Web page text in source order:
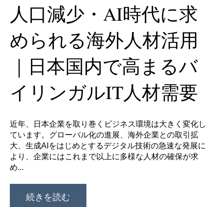
人口減少・AI時代に求
められる海外人材活用
｜日本国内で高まるバ
イリンガルIT人材需要
近年、日本企業を取り巻くビジネス環境は大きく変化し
ています。グローバル化の進展、海外企業との取引拡
大、生成AIをはじめとするデジタル技術の急速な発展に
より、企業にはこれまで以上に多様な人材の確保が求
め...
続きを読む